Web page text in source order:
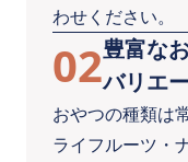
わせください。
02豊富な
バリエ
おやつの種類は
ライフルーツ・